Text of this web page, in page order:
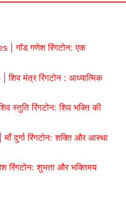
| गॉड गणेश रिंगटोन: एक
मंत्र रिंगटोन : आध्यात्मिक
स्तुति रिंगटोन: शिव भक्ति की
दुर्गा रिंगटोन: शक्ति और आस्था
शुभता और भक्तिमय